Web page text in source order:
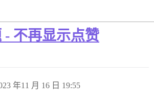
- 不再显示点赞
年11 月 16 日 19:55